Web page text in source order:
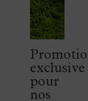
exclusive
pour
nos